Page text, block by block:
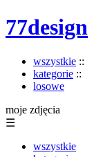
77design
wszystkie ::
kategorie ::
losowe
moje zdjęcia
☰
wszystkie